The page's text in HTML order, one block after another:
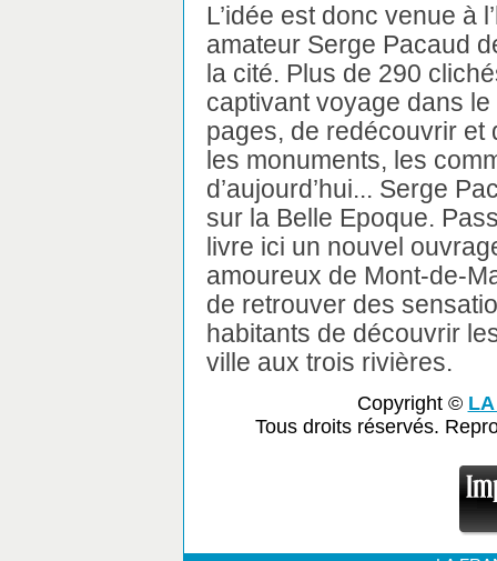
L’idée est donc venue à
amateur Serge Pacaud
la cité. Plus de 290
captivant voyage dans
pages, de redécouvrir et
les monuments, les
d’aujourd’hui... Serge
sur la Belle Epoque.
livre ici un nouvel
amoureux de Mont-de-
de retrouver des
habitants de découvrir
ville aux trois rivières.
Copyright ©
Tous droits réservés.